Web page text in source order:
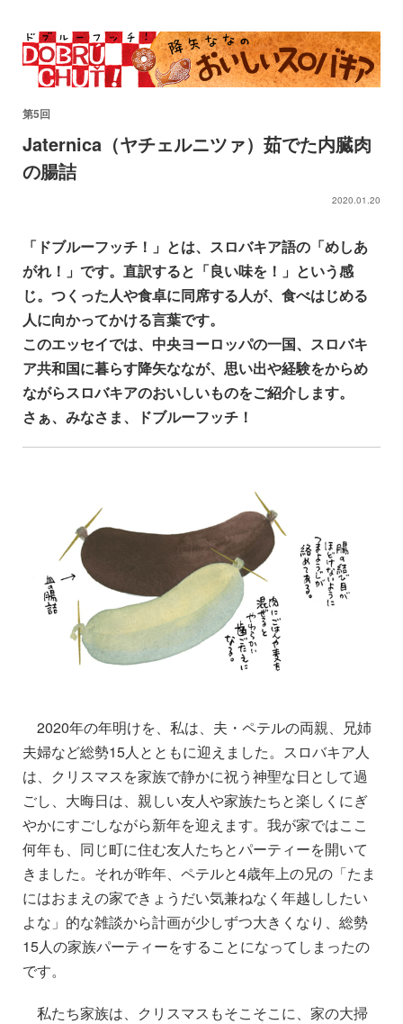
第5回
Jaternica（ヤチェルニツァ）茹でた内臓肉
の腸詰
2020.01.20
「ドブルーフッチ！」とは、スロバキア語の「めしあ
がれ！」です。直訳すると「良い味を！」という感
じ。つくった人や食卓に同席する人が、食べはじめる
人に向かってかける言葉です。
このエッセイでは、中央ヨーロッパの一国、スロバキ
ア共和国に暮らす降矢ななが、思い出や経験をからめ
ながらスロバキアのおいしいものをご紹介します。
さぁ、みなさま、ドブルーフッチ！
2020年の年明けを、私は、夫・ペテルの両親、兄姉
夫婦など総勢15人とともに迎えました。スロバキア人
は、クリスマスを家族で静かに祝う神聖な日として過
ごし、大晦日は、親しい友人や家族たちと楽しくにぎ
やかにすごしながら新年を迎えます。我が家ではここ
何年も、同じ町に住む友人たちとパーティーを開いて
きました。それが昨年、ペテルと4歳年上の兄の「たま
にはおまえの家できょうだい気兼ねなく年越ししたい
よな」的な雑談から計画が少しずつ大きくなり、総勢
15人の家族パーティーをすることになってしまったの
です。
私たち家族は、クリスマスもそこそこに、家の大掃